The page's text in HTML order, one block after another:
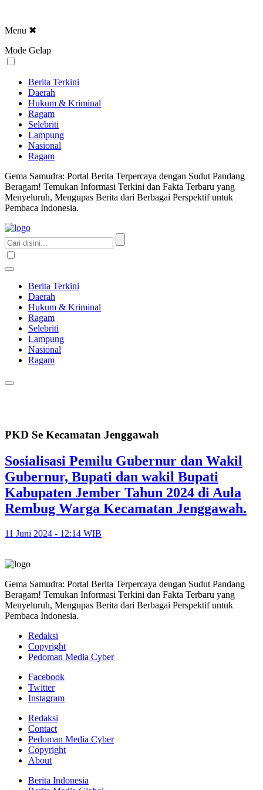
Menu ✖
Mode Gelap
Berita Terkini
Daerah
Hukum & Kriminal
Ragam
Selebriti
Lampung
Nasional
Ragam
Gema Samudra: Portal Berita Terpercaya dengan Sudut Pandang
Beragam! Temukan Informasi Terkini dan Fakta Terbaru yang
Menyeluruh, Mengupas Berita dari Berbagai Perspektif untuk
Pembaca Indonesia.
Berita Terkini
Daerah
Hukum & Kriminal
Ragam
Selebriti
Lampung
Nasional
Ragam
PKD Se Kecamatan Jenggawah
Sosialisasi Pemilu Gubernur dan Wakil
Gubernur, Bupati dan wakil Bupati
Kabupaten Jember Tahun 2024 di Aula
Rembug Warga Kecamatan Jenggawah.
11 Juni 2024 - 12:14 WIB
Gema Samudra: Portal Berita Terpercaya dengan Sudut Pandang
Beragam! Temukan Informasi Terkini dan Fakta Terbaru yang
Menyeluruh, Mengupas Berita dari Berbagai Perspektif untuk
Pembaca Indonesia.
Redaksi
Copyright
Pedoman Media Cyber
Facebook
Twitter
Instagram
Redaksi
Contact
Pedoman Media Cyber
Copyright
About
Berita Indonesia